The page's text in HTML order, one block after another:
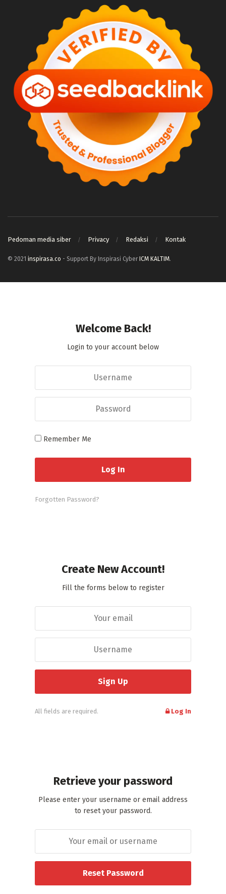
Pedoman media siber Privacy Redaksi Kontak
© 2021 inspirasa.co - Support By Inspirasi Cyber ICM KALTIM.
Welcome Back!
Login to your account below
Remember Me
Forgotten Password?
Create New Account!
Fill the forms below to register
All fields are required. Log In
Retrieve your password
Please enter your username or email address
to reset your password.